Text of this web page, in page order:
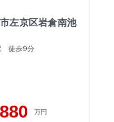
左京区岩倉南池
徒歩9分
万円